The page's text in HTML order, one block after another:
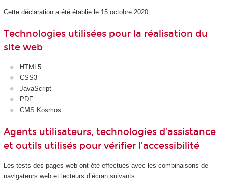
Cette déclaration a été établie le 15 octobre 2020.
Technologies utilisées pour la réalisation du
site web
HTML5
CSS3
JavaScript
PDF
CMS Kosmos
Agents utilisateurs, technologies d’assistance
et outils utilisés pour vérifier l’accessibilité
Les tests des pages web ont été effectués avec les combinaisons de
navigateurs web et lecteurs d’écran suivants :